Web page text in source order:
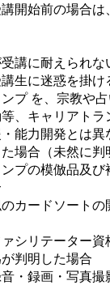
開始前の場合
受講に耐えられ
講生に迷惑を掛
プ を、宗教や
、キャリアトラ
能力開発とは
場合（未然に判
ンプの模倣品及
カードソート
ァシリテーター
判明した場合
音・録画・写真